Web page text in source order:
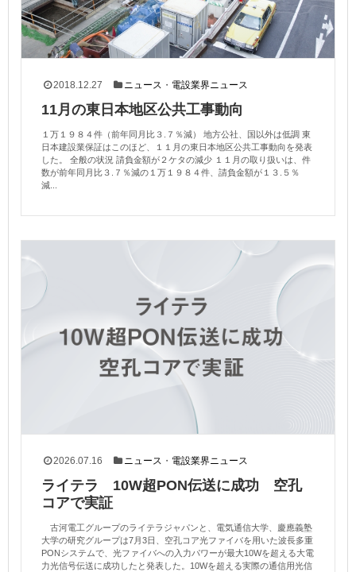
2018.12.27 ニュース ・ 電設業界ニュース
11月の東日本地区公共工事動向
１万１９８４件（前年同月比３.７％減） 地方公社、国以外は低調 東
日本建設業保証はこのほど、１１月の東日本地区公共工事動向を発表
した。 全般の状況 請負金額が２ケタの減少 １１月の取り扱いは、件
数が前年同月比３.７％減の１万１９８４件、請負金額が１３.５％
減...
2026.07.16 ニュース ・ 電設業界ニュース
ライテラ 10W超PON伝送に成功 空孔
コアで実証
古河電工グループのライテラジャパンと、電気通信大学、慶應義塾
大学の研究グループは7月3日、空孔コア光ファイバを用いた波長多重
PONシステムで、光ファイバへの入力パワーが最大10Wを超える大電
力光信号伝送に成功したと発表した。10Wを超える実際の通信用光信